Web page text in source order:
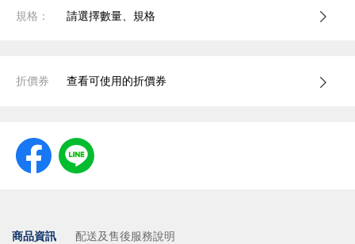
規格： 請選擇數量、規格
折價券 查看可使用的折價券
商品資訊 配送及售後服務說明